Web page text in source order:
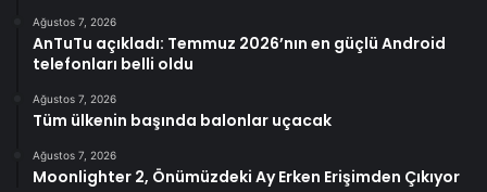
Ağustos 7, 2026
AnTuTu açıkladı: Temmuz 2026’nın en güçlü Android
telefonları belli oldu
Ağustos 7, 2026
Tüm ülkenin başında balonlar uçacak
Ağustos 7, 2026
Moonlighter 2, Önümüzdeki Ay Erken Erişimden Çıkıyor